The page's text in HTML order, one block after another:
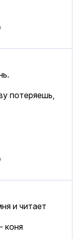
потеряешь,
и читает
коня